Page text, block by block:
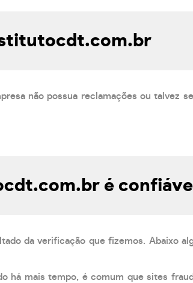
não possua reclamações ou talvez
é
da verificação que fizemos. Abaixo
há mais tempo, é comum que sites